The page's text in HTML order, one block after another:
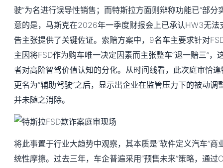
驶”为名进行误导性销售；而特斯拉方面则辩称功能已“部分
意的是，马斯克在2026年一季度财报会上已承认HW3无法
告主张提供了关键佐证。索赔方案中，9名车主要求针对
主因将FSD作为购车唯一决定因素而主张整车“退一赔三”，
者对高阶智驾价值认知的分化。从时间线看，此次庭审恰
更名为“辅助驾驶”之后，显示出企业在监管压力下的被动
并未随之消除。
将此事置于行业大趋势中观察，其本质是“软件定义汽车”
统性摩擦。过去三年，车企普遍采用“预售未来”策略，通过